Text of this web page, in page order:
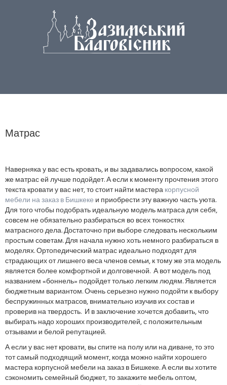
Матрас
Наверняка у вас есть кровать, и вы задавались вопросом, какой
же матрас ей лучше подойдет. А если к моменту прочтения этого
текста кровати у вас нет, то стоит найти мастеракорпусной
мебели на заказ в Бишкеке и приобрести эту важную часть уюта.
Для того чтобы подобрать идеальную модель матраса для себя,
совсем не обязательно разбираться во всех тонкостях
матрасного дела. Достаточно при выборе следовать нескольким
простым советам. Для начала нужно хоть немного разбираться в
моделях. Ортопедический матрас идеально подходят для
страдающих от лишнего веса членов семьи, к тому же эта модель
является более комфортной и долговечной. А вот модель под
названием «боннель» подойдет только легким людям. Является
бюджетным вариантом. Очень серьезно нужно подойти к выбору
беспружинных матрасов, внимательно изучив их состав и
проверив на твердость. И в заключение хочется добавить, что
выбирать надо хороших производителей, с положительным
отзывами и белой репутацией.
А если у вас нет кровати, вы спите на полу или на диване, то это
тот самый подходящий момент, когда можно найти хорошего
мастера корпусной мебели на заказ в Бишкеке. А если вы хотите
сэкономить семейный бюджет, то закажите мебель оптом,